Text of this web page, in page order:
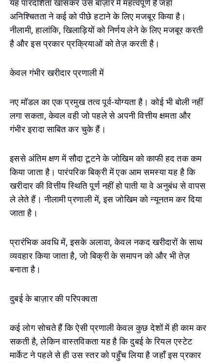
यह पारदर्शिता खासकर उस बाज़ार में महत्वपूर्ण है जहाँ
अनिश्चितता ने कई को पीछे हटाने के लिए मजबूर किया है।
नीलामी, हालांकि, खिलाड़ियों को निर्णय लेने के लिए मजबूर करती
है और इस प्रकार प्रक्रियाओं को तेज़ करती है।
केवल गंभीर खरीदार प्रणाली में
नए मॉडल का एक प्रमुख तत्व पूर्व-योग्यता है। कोई भी बोली नहीं
लगा सकता, केवल वही जो पहले से अपनी वित्तीय क्षमता और
गंभीर इरादा साबित कर चुके हैं।
इससे अंतिम क्षण में सौदा टूटने के जोखिम को काफी हद तक कम
किया जाता है। पारंपरिक बिक्री में एक आम समस्या यह है कि
खरीदार की वित्तीय स्थिति पूर्ण नहीं हो पाती या वे अनुबंध से वापस
ले लेते हैं। नीलामी प्रणाली में, इस जोखिम को न्यूनतम कर दिया
जाता है।
प्रारंभिक अवधि में, इसके अलावा, केवल नकद खरीदारों के साथ
व्यवहार किया जाता है, जो बिक्री के समापन को और भी तेज़
बनाता है।
दुबई के बाज़ार की परिपक्वता
कई लोग सोचते हैं कि ऐसी प्रणाली केवल कुछ देशों में ही काम कर
सकती है, लेकिन वास्तविकता यह है कि दुबई के रियल एस्टेट
मार्केट ने पहले से ही उस स्तर को पहुँच लिया है जहाँ इस प्रकार